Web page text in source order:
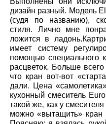
дизайн разный. Модель
(судя по названию),
стиля. Лично мне
ложится в
имеет систему
помощью специального
расцветок. Больше
что кран вот-вот
дали. Цена
кухонный смеситель
такой же, как у
можно «вытащить»